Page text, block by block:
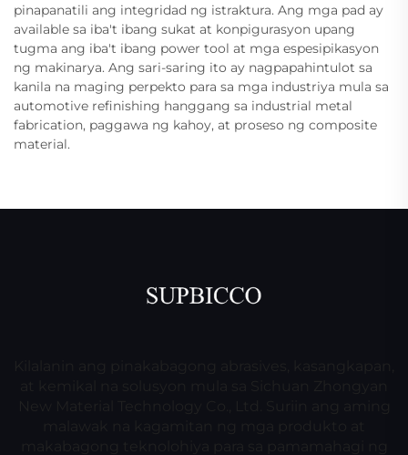
pinapanatili ang integridad ng istraktura. Ang mga pad ay
available sa iba't ibang sukat at konpigurasyon upang
tugma ang iba't ibang power tool at mga espesipikasyon
ng makinarya. Ang sari-saring ito ay nagpapahintulot sa
kanila na maging perpekto para sa mga industriya mula sa
automotive refinishing hanggang sa industrial metal
fabrication, paggawa ng kahoy, at proseso ng composite
material.